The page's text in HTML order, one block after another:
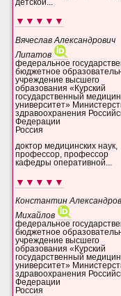
детской...
▼▼▼▼▼
Вячеслав Александрович
Липатов
федеральное
бюджетное
учреждение высшего
образования «Курский
государственный
университет»
здравоохранения
Федерации
Россия
доктор медицинских наук,
профессор, профессор
кафедры оперативной...
▼▼▼▼▼
Константин
Михайлов
федеральное
бюджетное
учреждение высшего
образования «Курский
государственный
университет»
здравоохранения
Федерации
Россия